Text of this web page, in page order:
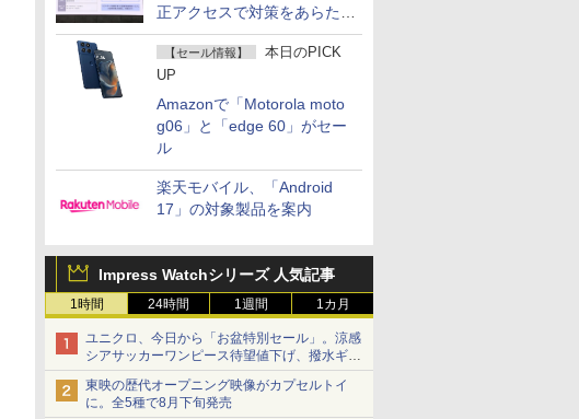
正アクセスで対策をあらため
て説明
【セール情報】
本日のPICK
UP
Amazonで「Motorola moto
g06」と「edge 60」がセー
ル
楽天モバイル、「Android
17」の対象製品を案内
Impress Watchシリーズ 人気記事
1時間 24時間 1週間 1カ月
ユニクロ、今日から「お盆特別セール」。涼感
シアサッカーワンピース待望値下げ、撥水ギア
ショーツは1990円に
東映の歴代オープニング映像がカプセルトイ
に。全5種で8月下旬発売